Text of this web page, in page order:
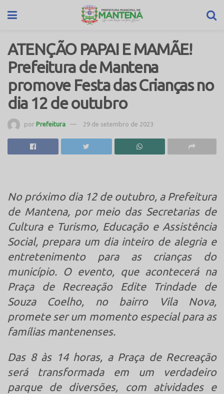
ATENÇÃO PAPAI E MAMÃE!
Prefeitura de Mantena
promove Festa das Crianças no
dia 12 de outubro
por Prefeitura 29 de setembro de 2023
No próximo dia 12 de outubro, a Prefeitura
de Mantena, por meio das Secretarias de
Cultura e Turismo, Educação e Assistência
Social, prepara um dia inteiro de alegria e
entretenimento para as crianças do
município. O evento, que acontecerá na
Praça de Recreação Edite Trindade de
Souza Coelho, no bairro Vila Nova,
promete ser um momento especial para as
famílias mantenenses.
Das 8 às 14 horas, a Praça de Recreação
será transformada em um verdadeiro
parque de diversões, com atividades e